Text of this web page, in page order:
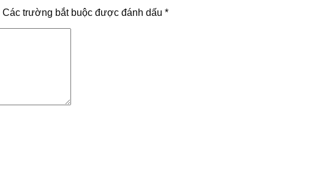
Các trường bắt buộc được đánh dấu *